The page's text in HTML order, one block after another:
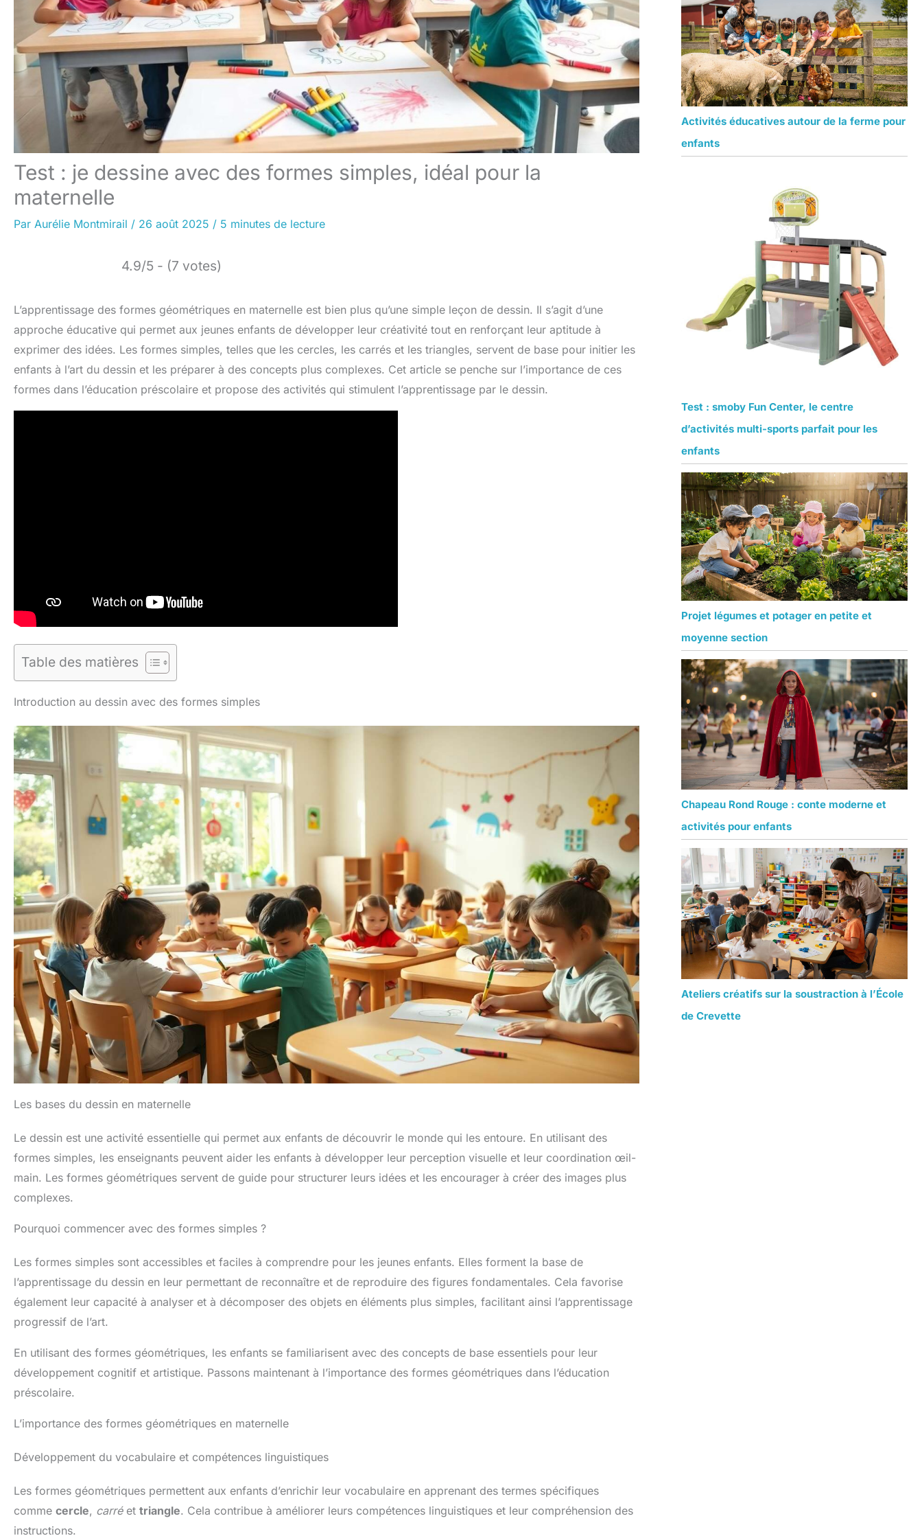
Test : je dessine avec des formes simples, idéal pour la
maternelle
Par Aurélie Montmirail / 26 août 2025 / 5 minutes de lecture
4.9/5 - (7 votes)
L’apprentissage des formes géométriques en maternelle est bien plus qu’une simple leçon de dessin. Il s’agit d’une
approche éducative qui permet aux jeunes enfants de développer leur créativité tout en renforçant leur aptitude à
exprimer des idées. Les formes simples, telles que les cercles, les carrés et les triangles, servent de base pour initier les
enfants à l’art du dessin et les préparer à des concepts plus complexes. Cet article se penche sur l’importance de ces
formes dans l’éducation préscolaire et propose des activités qui stimulent l’apprentissage par le dessin.
Table des matières
Introduction au dessin avec des formes simples
Les bases du dessin en maternelle
Le dessin est une activité essentielle qui permet aux enfants de découvrir le monde qui les entoure. En utilisant des
formes simples, les enseignants peuvent aider les enfants à développer leur perception visuelle et leur coordination œil-
main. Les formes géométriques servent de guide pour structurer leurs idées et les encourager à créer des images plus
complexes.
Pourquoi commencer avec des formes simples ?
Les formes simples sont accessibles et faciles à comprendre pour les jeunes enfants. Elles forment la base de
l’apprentissage du dessin en leur permettant de reconnaître et de reproduire des figures fondamentales. Cela favorise
également leur capacité à analyser et à décomposer des objets en éléments plus simples, facilitant ainsi l’apprentissage
progressif de l’art.
En utilisant des formes géométriques, les enfants se familiarisent avec des concepts de base essentiels pour leur
développement cognitif et artistique. Passons maintenant à l’importance des formes géométriques dans l’éducation
préscolaire.
L’importance des formes géométriques en maternelle
Développement du vocabulaire et compétences linguistiques
Les formes géométriques permettent aux enfants d’enrichir leur vocabulaire en apprenant des termes spécifiques
comme cercle, carréet triangle. Cela contribue à améliorer leurs compétences linguistiques et leur compréhension des
instructions.
Activités éducatives autour de la ferme pour
enfants
Test : smoby Fun Center, le centre
d’activités multi-sports parfait pour les
enfants
Projet légumes et potager en petite et
moyenne section
Chapeau Rond Rouge : conte moderne et
activités pour enfants
Ateliers créatifs sur la soustraction à l’École
de Crevette